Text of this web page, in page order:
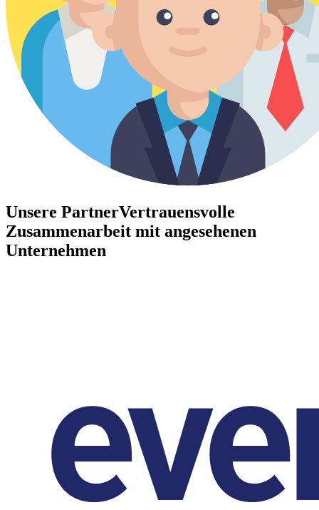
Unsere PartnerVertrauensvolle
Zusammenarbeit mit angesehenen
Unternehmen